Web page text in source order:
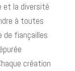
et la diversité
à toutes
de fiançailles
création